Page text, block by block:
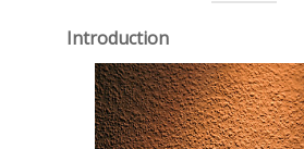
Introduction